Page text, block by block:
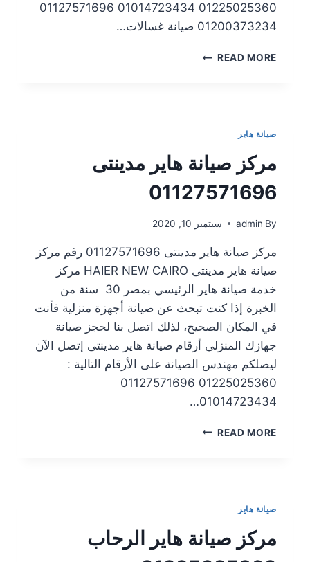
01225025360 01014723434 01127571696
01200373234 صيانة غسالات…
READ MORE
صيانة هاير
مركز صيانة هاير مدينتى
01127571696
By
admin سبتمبر 10, 2020
مركز صيانة هاير مدينتى 01127571696 رقم مركز
صيانة هاير مدينتى HAIER NEW CAIRO مركز
خدمة صيانة هاير الرئيسي بمصر 30 سنة من
الخبرة إذا كنت تبحث عن صيانة أجهزة منزلية فأنت
في المكان الصحيح، لذلك اتصل بنا لحجز صيانة
جهازك المنزلي أرقام صيانة هاير مدينتى إتصل الآن
ليصلكم مهندس الصيانة على الأرقام التالية :
01225025360 01127571696
01014723434…
READ MORE
صيانة هاير
مركز صيانة هاير الرحاب